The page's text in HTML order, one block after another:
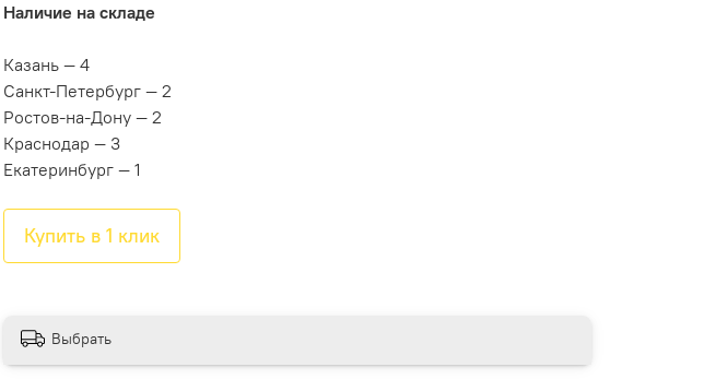
Наличие на складе
Казань — 4
Санкт-Петербург — 2
Ростов-на-Дону — 2
Краснодар — 3
Екатеринбург — 1
Купить в 1 клик
Выбрать